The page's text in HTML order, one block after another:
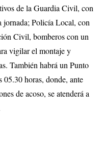
de la Guardia Civil, con
jornada; Policía Local, con
Civil, bomberos con un
vigilar el montaje y
También habrá un Punto
05.30 horas, donde, ante
de acoso, se atenderá a